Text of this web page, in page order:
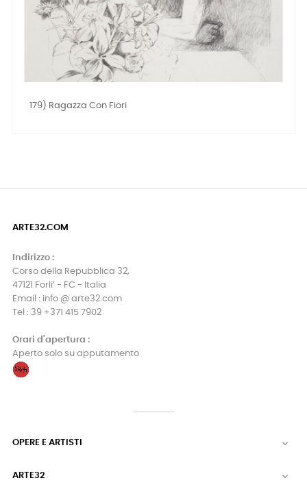
179) Ragazza Con Fiori
ARTE32.COM
Indirizzo :
Corso della Repubblica 32,
47121 Forli’ - FC - Italia
Email : info @ arte32.com
Tel : 39 +371 415 7902
Orari d'apertura :
Aperto solo su apputamento
OPERE E ARTISTI 
ARTE32 